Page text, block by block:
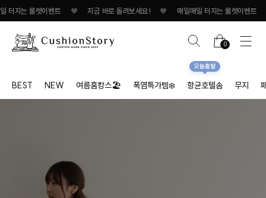
렛이벤트 ♥ 지금 바로 돌려보세요! ♥ 매일매일 터지는 룰렛이벤트 ♥ 지
0
BEST NEW 여름홈캉스🏖 폭염특가템❄️ 항균호텔솜
오늘출발
무지